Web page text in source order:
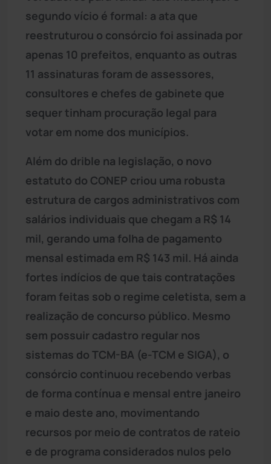
segundo vício é formal: a ata que
reestruturou o consórcio foi assinada por
apenas 10 prefeitos, enquanto as outras
11 assinaturas foram de assessores,
consultores e chefes de gabinete que
sequer tinham procuração legal para
votar em nome dos municípios.
Além do drible na legislação, o novo
estatuto do CONEP criou uma robusta
estrutura de cargos administrativos com
salários individuais que chegam a R$ 14
mil, gerando uma folha de pagamento
mensal estimada em R$ 143 mil. Há ainda
fortes indícios de que tais contratações
foram feitas sob o regime celetista, sem a
realização de concurso público. Mesmo
sem possuir cadastro regular nos
sistemas do TCM-BA (e-TCM e SIGA), o
consórcio continuou recebendo verbas
de forma contínua e mensal entre janeiro
e maio deste ano, movimentando
recursos por meio de contratos de rateio
e de programa considerados nulos pelo